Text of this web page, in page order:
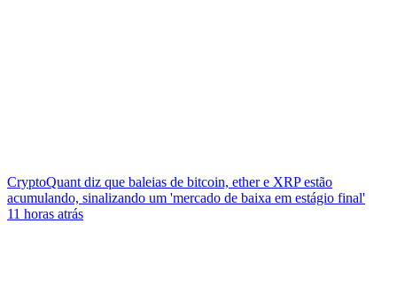
CryptoQuant diz que baleias de bitcoin, ether e XRP estão
acumulando, sinalizando um 'mercado de baixa em estágio final'
11 horas atrás